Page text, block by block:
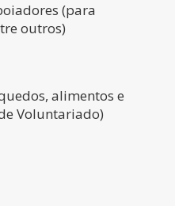
(para
outros)
alimentos e
Voluntariado)